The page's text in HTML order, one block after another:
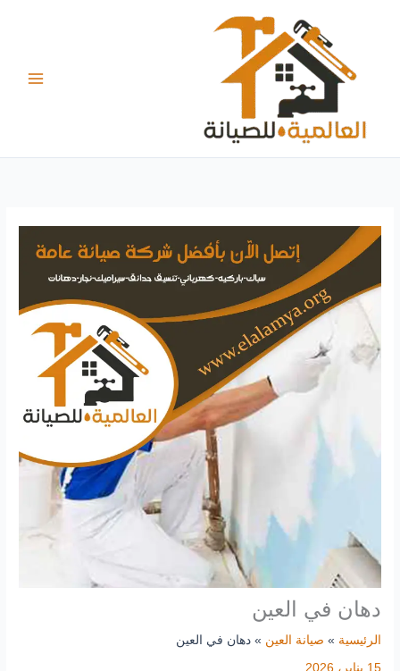
دهان في العين
الرئيسية صيانة العين دهان في العين
15 يناير، 2026